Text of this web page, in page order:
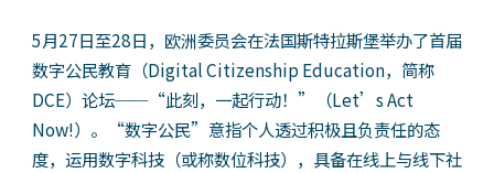
5月27日至28日，欧洲委员会在法国斯特拉斯堡举办了首届
数字公民教育（Digital Citizenship Education，简称
DCE）论坛──“此刻，一起行动！”（Let’s Act
Now!）。“数字公民”意指个人透过积极且负责任的态
度，运用数字科技（或称数位科技），具备在线上与线下社